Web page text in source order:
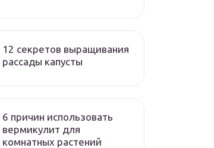
12 секретов выращивания
рассады капусты
6 причин использовать
вермикулит для
комнатных растений